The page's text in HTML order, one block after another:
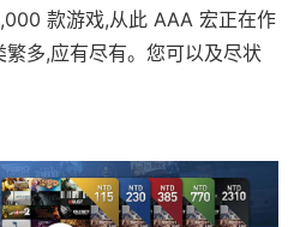
款游戏,从此 AAA 宏正在作
多,应有尽有。您可以及尽状